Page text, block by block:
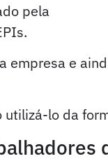
pela
empresa e
lo da